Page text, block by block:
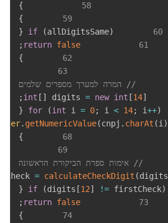
58
}
59
}
60
if (allDigitsSame)
{
61
return false
;
62
}
63
// המרה למערך מספרים שלמים
int [ ] digits = new int [14]
;
for (int i = 0; i < 14; i++)
{
. getNumericValue(cnpj . charAt (i )
68
}
69
// אימות ספרת הביקורת הראשונה
= calculateCheckDigit (digits
if (digits [12] != firstCheck)
{
73
return false
;
74
}